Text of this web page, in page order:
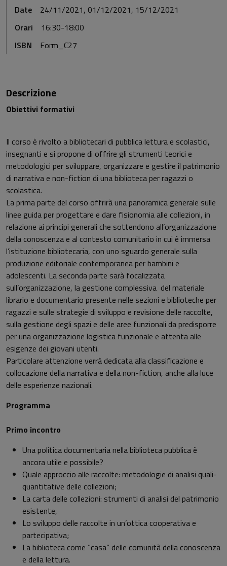
Date
24/11/2021, 01/12/2021, 15/12/2021
Orari
16:30-18:00
ISBN
Form_C27
Descrizione
Obiettivi formativi
Il corso è rivolto a bibliotecari di pubblica lettura e scolastici,
insegnanti e si propone di offrire gli strumenti teorici e
metodologici per sviluppare, organizzare e gestire il patrimonio
di narrativa e non-fiction di una biblioteca per ragazzi o
scolastica.
La prima parte del corso offrirà una panoramica generale sulle
linee guida per progettare e dare fisionomia alle collezioni, in
relazione ai principi generali che sottendono all’organizzazione
della conoscenza e al contesto comunitario in cui è immersa
l’istituzione bibliotecaria, con uno sguardo generale sulla
produzione editoriale contemporanea per bambini e
adolescenti. La seconda parte sarà focalizzata
sull’organizzazione, la gestione complessiva del materiale
librario e documentario presente nelle sezioni e biblioteche per
ragazzi e sulle strategie di sviluppo e revisione delle raccolte,
sulla gestione degli spazi e delle aree funzionali da predisporre
per una organizzazione logistica funzionale e attenta alle
esigenze dei giovani utenti.
Particolare attenzione verrà dedicata alla classificazione e
collocazione della narrativa e della non-fiction, anche alla luce
delle esperienze nazionali.
Programma
Primo incontro
Una politica documentaria nella biblioteca pubblica è
ancora utile e possibile?
Quale approccio alle raccolte: metodologie di analisi quali-
quantitative delle collezioni;
La carta delle collezioni: strumenti di analisi del patrimonio
esistente,
Lo sviluppo delle raccolte in un’ottica cooperativa e
partecipativa;
La biblioteca come “casa” delle comunità della conoscenza
e della lettura.